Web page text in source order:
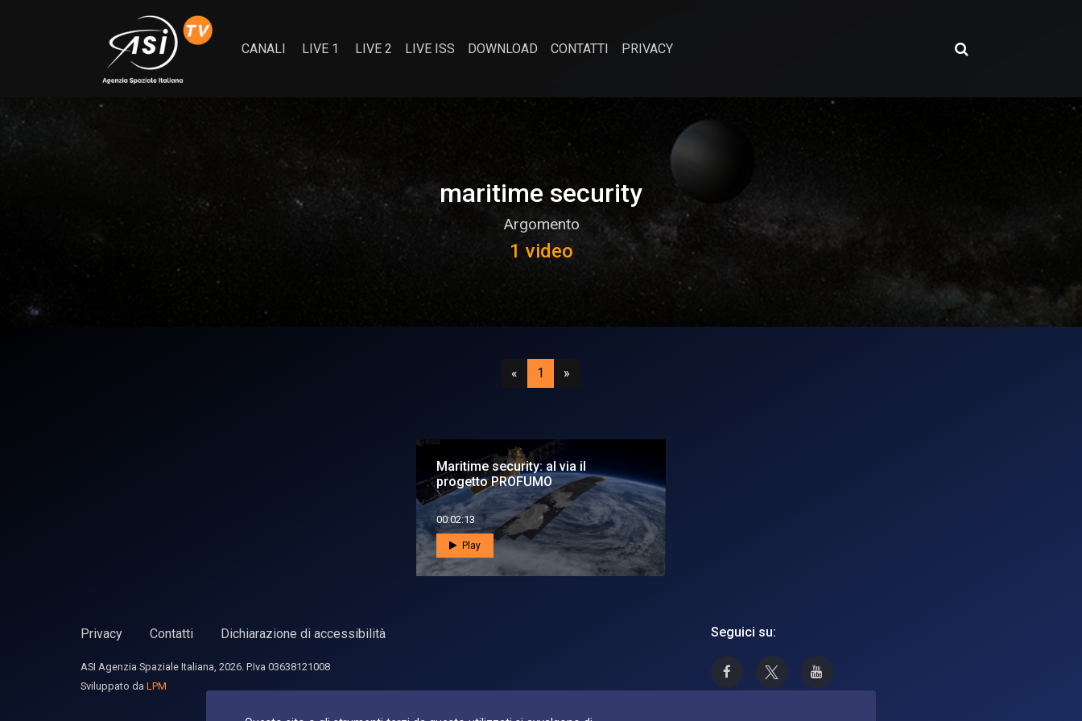
CANALI LIVE 1 LIVE 2 LIVE ISS DOWNLOAD CONTATTI PRIVACY
maritime security
Argomento
1 video
« Precedente
1 (attuale)
»
Maritime security: al via il
progetto PROFUMO
00:02:13
Play
Privacy Contatti Dichiarazione di accessibilità
ASI Agenzia Spaziale Italiana, 2026. P.Iva 03638121008
Sviluppato da LPM
Seguici su:
Asi su Facebook
Asi su X Canale Asi su YouTube